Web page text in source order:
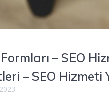
– SEO
– SEO Hizmeti